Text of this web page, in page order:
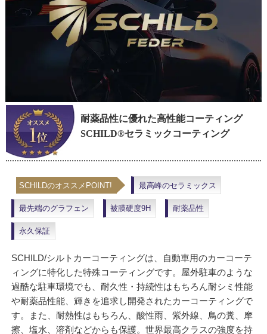
耐薬品性に優れた高性能コーティング
SCHILD®セラミックコーティング
SCHILDのオススメPOINT! 最高峰のセラミックス
最先端のグラフェン 被膜硬度9H 耐薬品性
永久保証
SCHILD/シルトカーコーティングは、自動車用のカーコーテ
ィングに特化した特殊コーティングです。屋外駐車のような
過酷な駐車環境でも、耐久性・持続性はもちろん耐シミ性能
や耐薬品性能、輝きを追求し開発されたカーコーティングで
す。また、耐熱性はもちろん、酸性雨、紫外線、鳥の糞、摩
擦、塩水、溶剤などからも保護。世界最高クラスの強度を持